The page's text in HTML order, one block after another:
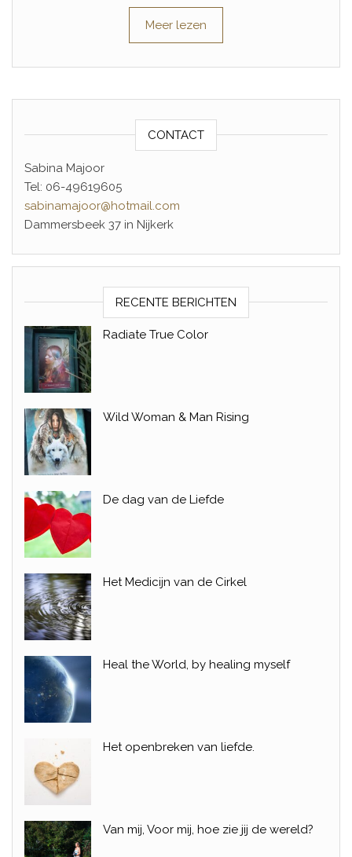
Meer lezen
CONTACT
Sabina Majoor
Tel: 06-49619605
sabinamajoor@hotmail.com
Dammersbeek 37 in Nijkerk
RECENTE BERICHTEN
Radiate True Color
Wild Woman & Man Rising
De dag van de Liefde
Het Medicijn van de Cirkel
Heal the World, by healing myself
Het openbreken van liefde.
Van mij, Voor mij, hoe zie jij de wereld?